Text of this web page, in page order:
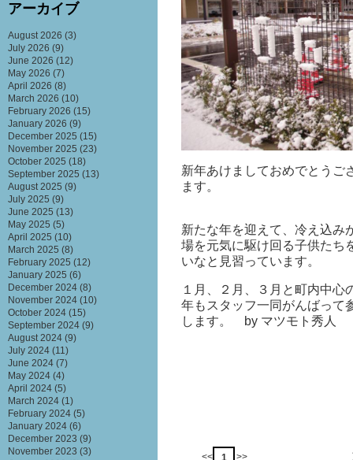
新年あけましておめでとうご
ます。
新たな年を迎えて、冷え込み
場を元気に駆け回る子供たち
いなと見習っています。
１月、２月、３月と町内中心
年もスタッフ一同がんばって
します。 by マツモト秀人
<< 1 >>
アーカイブ
August 2026 (3)
July 2026 (9)
June 2026 (12)
May 2026 (7)
April 2026 (8)
March 2026 (10)
February 2026 (15)
January 2026 (9)
December 2025 (15)
November 2025 (23)
October 2025 (18)
September 2025 (13)
August 2025 (9)
July 2025 (9)
June 2025 (13)
May 2025 (5)
April 2025 (10)
March 2025 (8)
February 2025 (12)
January 2025 (6)
December 2024 (8)
November 2024 (10)
October 2024 (15)
September 2024 (9)
August 2024 (9)
July 2024 (11)
June 2024 (7)
May 2024 (4)
April 2024 (5)
March 2024 (1)
February 2024 (5)
January 2024 (6)
December 2023 (9)
November 2023 (3)